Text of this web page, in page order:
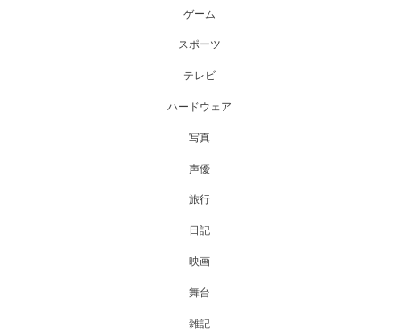
ゲーム
スポーツ
テレビ
ハードウェア
写真
声優
旅行
日記
映画
舞台
雑記